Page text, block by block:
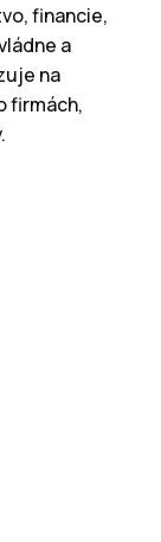
financie,
a
na
firmách,